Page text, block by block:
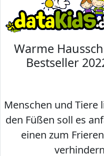
Warme
Bestseller
Menschen und Tiere
den Füßen soll es
einen zum